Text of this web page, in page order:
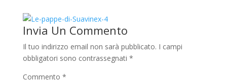
Invia Un Commento
Il tuo indirizzo email non sarà pubblicato. I campi
obbligatori sono contrassegnati *
Commento *